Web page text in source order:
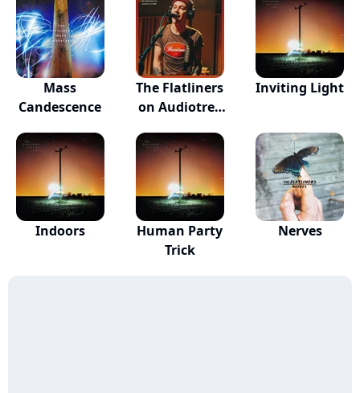
Mass
Candescence
The Flatliners
on Audiotree
Inviting Light
Indoors
Human Party
Trick
Nerves